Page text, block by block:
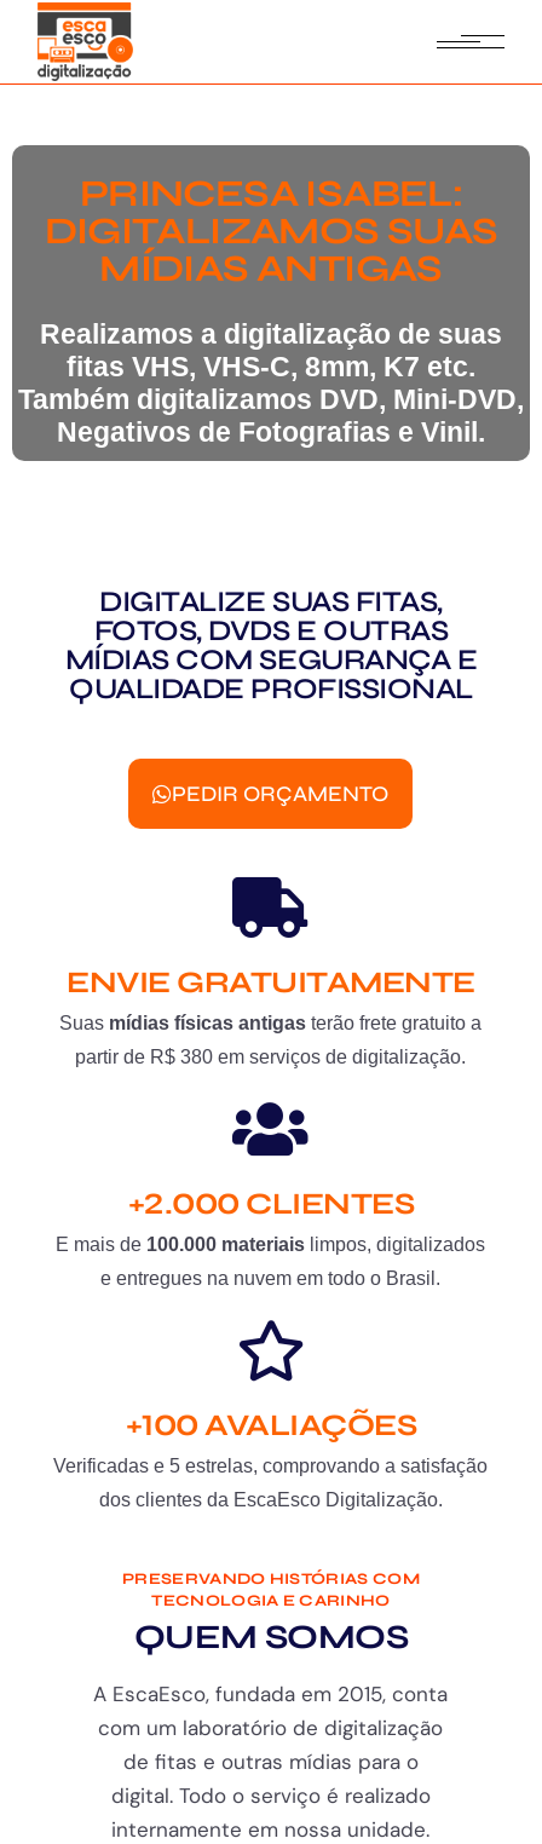
PRINCESA ISABEL:
DIGITALIZAMOS SUAS
MÍDIAS ANTIGAS
Realizamos a digitalização de suas
fitas VHS, VHS-C, 8mm, K7 etc.
Também digitalizamos DVD, Mini-DVD,
Negativos de Fotografias e Vinil.
DIGITALIZE SUAS FITAS,
FOTOS, DVDS E OUTRAS
MÍDIAS COM SEGURANÇA E
QUALIDADE PROFISSIONAL
PEDIR ORÇAMENTO
ENVIE GRATUITAMENTE
Suas mídias físicas antigas terão frete gratuito a
partir de R$ 380 em serviços de digitalização.
+2.000 CLIENTES
E mais de 100.000 materiais limpos, digitalizados
e entregues na nuvem em todo o Brasil.
+100 AVALIAÇÕES
Verificadas e 5 estrelas, comprovando a satisfação
dos clientes da EscaEsco Digitalização.
PRESERVANDO HISTÓRIAS COM
TECNOLOGIA E CARINHO
QUEM SOMOS
A EscaEsco, fundada em 2015, conta
com um laboratório de digitalização
de fitas e outras mídias para o
digital. Todo o serviço é realizado
internamente em nossa unidade.